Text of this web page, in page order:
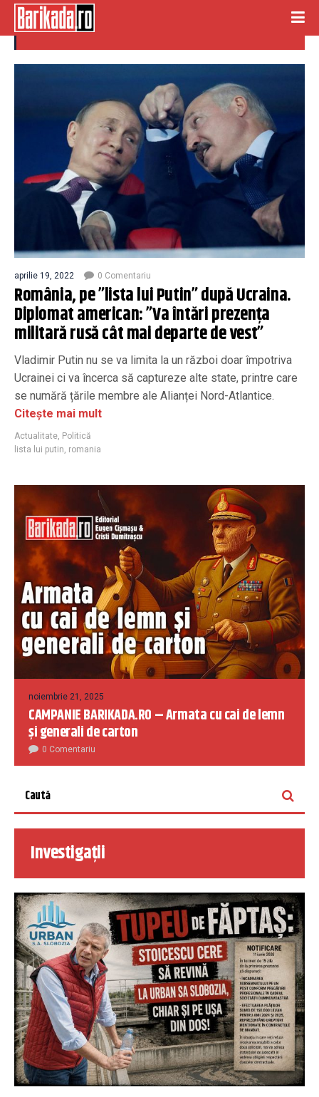
lista lui putin
aprilie 19, 2022 0 Comentariu
România, pe ”lista lui Putin” după Ucraina.
Diplomat american: ”Va întări prezența
militară rusă cât mai departe de vest”
Vladimir Putin nu se va limita la un război doar împotriva
Ucrainei ci va încerca să captureze alte state, printre care
se numără țările membre ale Alianței Nord-Atlantice.
Citește mai mult
Actualitate, Politică
lista lui putin, romania
noiembrie 21, 2025
CAMPANIE BARIKADA.RO – Armata cu cai de lemn
și generali de carton
0 Comentariu
Investigații